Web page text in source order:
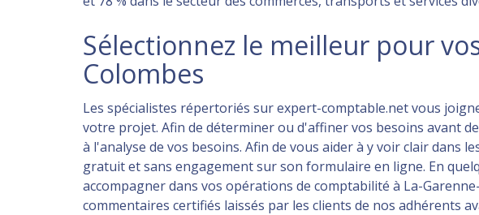
Sélectionnez le meilleur pour
Colombes
Les spécialistes répertoriés sur expert-comptable.net vous
votre projet. Afin de déterminer ou d'affiner vos besoins avant
à l'analyse de vos besoins. Afin de vous aider à y voir clair
gratuit et sans engagement sur son formulaire en ligne. En
accompagner dans vos opérations de comptabilité à La-
commentaires certifiés laissés par les clients de nos adhérents